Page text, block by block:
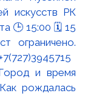
и время
рождалась